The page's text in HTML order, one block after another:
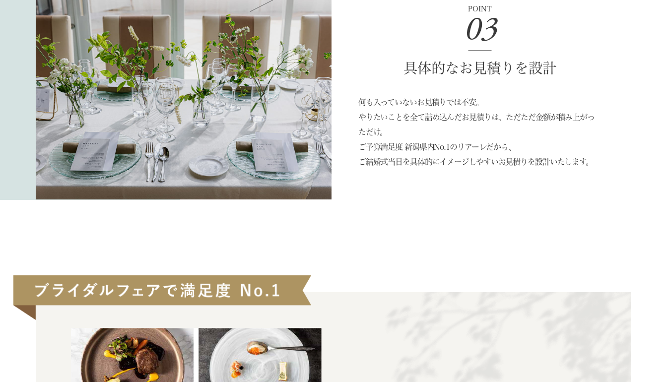
POINT
03
具体的なお見積りを設計
何も入っていないお見積りでは不安。
やりたいことを全て詰め込んだお見積りは、ただただ金額が積み上がっ
ただけ。
ご予算満足度 新潟県内No.1のリアーレだから、
ご結婚式当日を具体的にイメージしやすいお見積りを設計いたします。